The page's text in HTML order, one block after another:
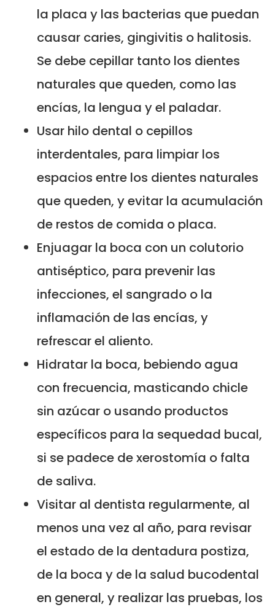
la placa y las bacterias que puedan
causar caries, gingivitis o halitosis.
Se debe cepillar tanto los dientes
naturales que queden, como las
encías, la lengua y el paladar.
Usar hilo dental o cepillos
interdentales, para limpiar los
espacios entre los dientes naturales
que queden, y evitar la acumulación
de restos de comida o placa.
Enjuagar la boca con un colutorio
antiséptico, para prevenir las
infecciones, el sangrado o la
inflamación de las encías, y
refrescar el aliento.
Hidratar la boca, bebiendo agua
con frecuencia, masticando chicle
sin azúcar o usando productos
específicos para la sequedad bucal,
si se padece de xerostomía o falta
de saliva.
Visitar al dentista regularmente, al
menos una vez al año, para revisar
el estado de la dentadura postiza,
de la boca y de la salud bucodental
en general, y realizar las pruebas, los